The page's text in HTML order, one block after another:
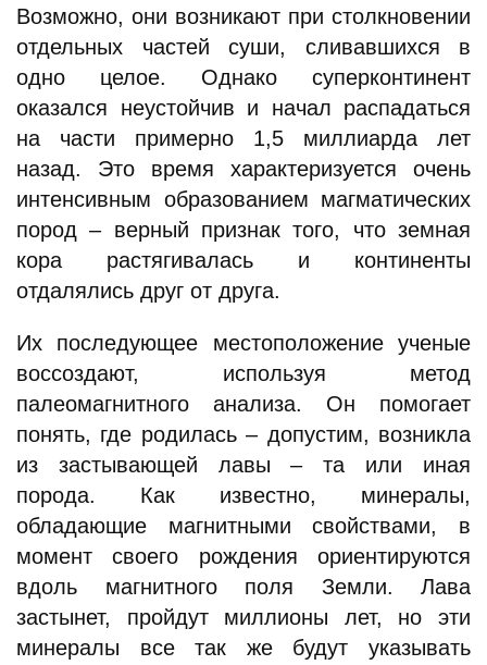
Возможно, они возникают при столкновении
отдельных частей суши, сливавшихся в
одно целое. Однако суперконтинент
оказался неустойчив и начал распадаться
на части примерно 1,5 миллиарда лет
назад. Это время характеризуется очень
интенсивным образованием магматических
пород – верный признак того, что земная
кора растягивалась и континенты
отдалялись друг от друга.
Их последующее местоположение ученые
воссоздают, используя метод
палеомагнитного анализа. Он помогает
понять, где родилась – допустим, возникла
из застывающей лавы – та или иная
порода. Как известно, минералы,
обладающие магнитными свойствами, в
момент своего рождения ориентируются
вдоль магнитного поля Земли. Лава
застынет, пройдут миллионы лет, но эти
минералы все так же будут указывать